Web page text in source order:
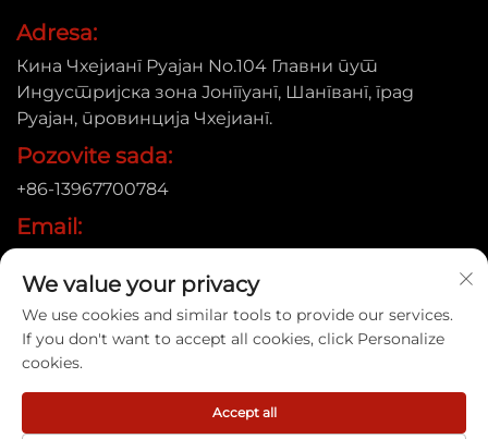
Adresa:
Кина Чхејианг Руајан No.104 Главни пут
Индустријска зона Јонггуанг, Шангванг, град
Руајан, провинција Чхејианг.
Pozovite sada:
+86-13967700784
Email:
Ауторско право © 2025 Руиан Синје Пакетинг Машине
We value your privacy
We use cookies and similar tools to provide our services.
If you don't want to accept all cookies, click Personalize
cookies.
Accept all